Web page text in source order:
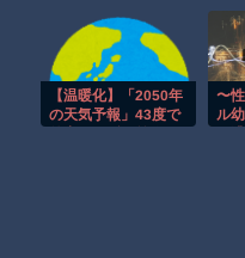
渡邊渚さん「私がPTSDと
【動画】自動ドアの仕組み
【朗報】Amazon、汗が飛
【温暖化】「2050年
の天気予報」43度で
〜
ル